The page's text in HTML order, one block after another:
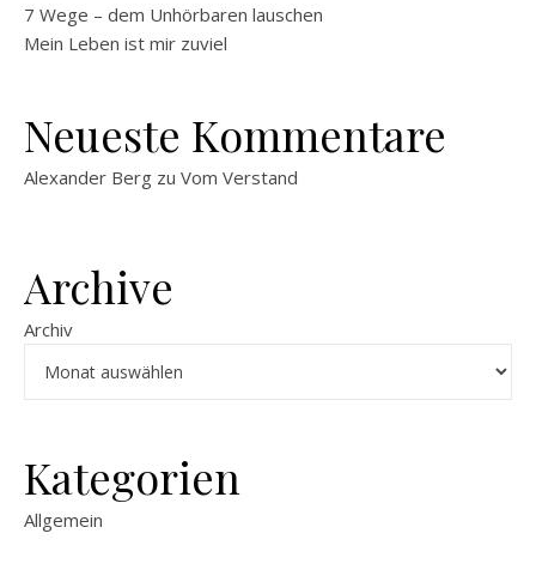
7 Wege – dem Unhörbaren lauschen
Mein Leben ist mir zuviel
Neueste Kommentare
Alexander Berg zu Vom Verstand
Archive
Archiv
Kategorien
Allgemein